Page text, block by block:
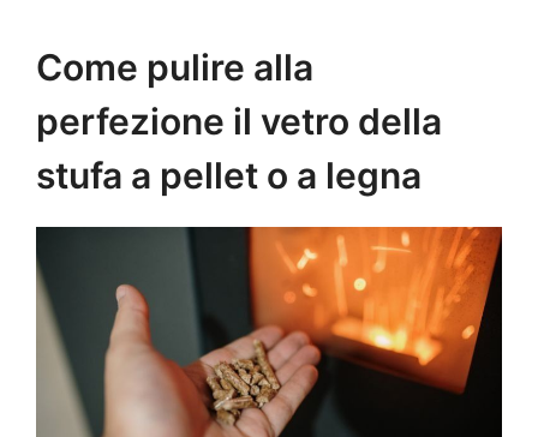
Come pulire alla
perfezione il vetro della
stufa a pellet o a legna